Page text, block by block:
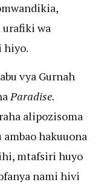
urafiki wa
hiyo.
vya Gurnah
Paradise.
alipozisoma
hakuuona
mtafsiri huyo
nami hivi